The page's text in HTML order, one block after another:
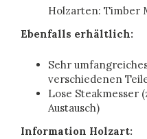
Holzarten: Timber
Ebenfalls erhältlich:
Sehr
verschiedenen
Lose Steakmesser
Austausch)
Information Holzart: